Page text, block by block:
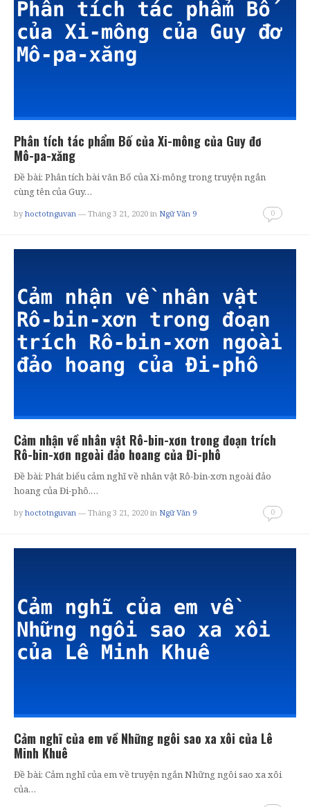
Phân tích tác phẩm Bố của Xi-mông của Guy đơ
Mô-pa-xăng
Đề bài: Phân tích bài văn Bố của Xi-mông trong truyện ngắn
cùng tên của Guy…
by hoctotnguvan — Tháng 3 21, 2020 in Ngữ Văn 9 0
Cảm nhận về nhân vật Rô-bin-xơn trong đoạn trích
Rô-bin-xơn ngoài đảo hoang của Đi-phô
Đề bài: Phát biểu cảm nghĩ về nhân vật Rô-bin-xơn ngoài đảo
hoang của Đi-phô.…
by hoctotnguvan — Tháng 3 21, 2020 in Ngữ Văn 9 0
Cảm nghĩ của em về Những ngôi sao xa xôi của Lê
Minh Khuê
Đề bài: Cảm nghĩ của em về truyện ngắn Những ngôi sao xa xôi
của…